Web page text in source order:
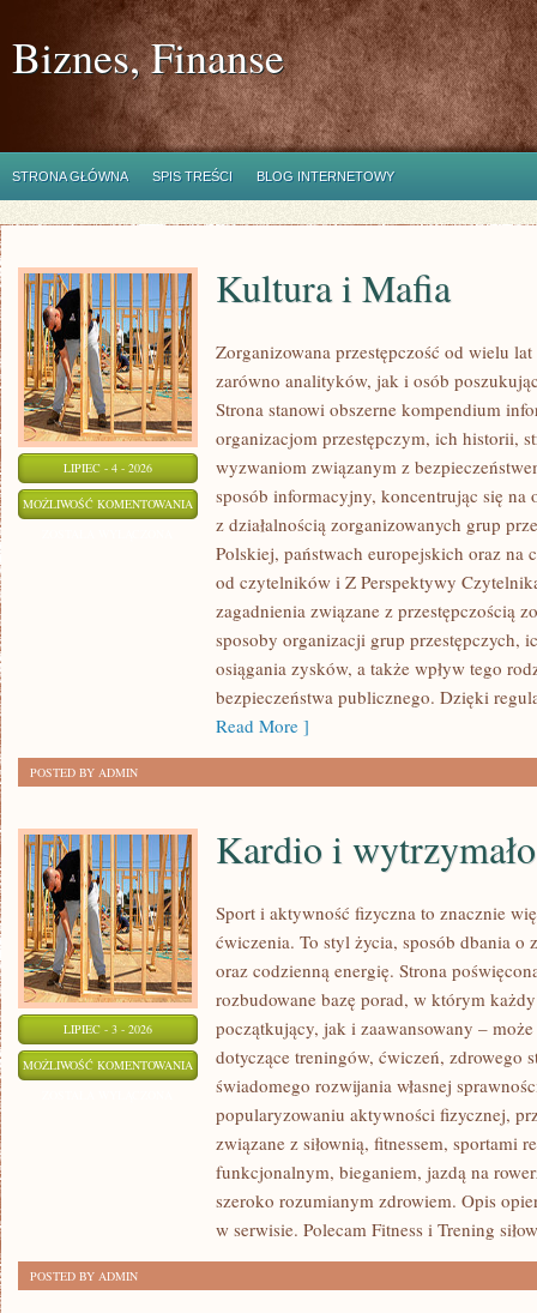
Biznes, Finanse
STRONA GŁÓWNA SPIS TREŚCI BLOG INTERNETOWY
LIPIEC - 4 - 2026
MOŻLIWOŚĆ KOMENTOWANIA KULTURA
MAFIA
Kultura i Mafia
Zorganizowana przestępczość od wielu
zarówno analityków, jak i osób
Strona stanowi obszerne kompendium
organizacjom przestępczym, ich historii,
wyzwaniom związanym z
sposób informacyjny, koncentrując się
z działalnością zorganizowanych grup
Polskiej, państwach europejskich oraz na
od czytelników i Z Perspektywy
zagadnienia związane z przestępczością
sposoby organizacji grup przestępczych,
osiągania zysków, a także wpływ tego
bezpieczeństwa publicznego. Dzięki
Read More ]
POSTED BY ADMIN
LIPIEC - 3 - 2026
MOŻLIWOŚĆ KOMENTOWANIA KARDIO
WYTRZYMAŁOŚĆ
Kardio i
Sport i aktywność fizyczna to znacznie
ćwiczenia. To styl życia, sposób dbania o
oraz codzienną energię. Strona
rozbudowane bazę porad, w którym
początkujący, jak i zaawansowany –
dotyczące treningów, ćwiczeń, zdrowego
świadomego rozwijania własnej
popularyzowaniu aktywności fizycznej,
związane z siłownią, fitnessem, sportami
funkcjonalnym, bieganiem, jazdą na
szeroko rozumianym zdrowiem. Opis
w serwisie. Polecam Fitness i Trening
POSTED BY ADMIN